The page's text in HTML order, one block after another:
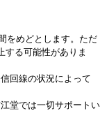
をめどとします。ただ
する可能性がありま
回線の状況によって
堂では一切サポートい